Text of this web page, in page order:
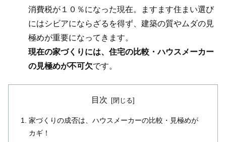
消費税が１０％になった現在。ますます住まい選び
にはシビアにならざるを得ず、建築の質やムダの見
極めが重要になってきます。
現在の家づくりには、住宅の比較・ハウスメーカー
の見極めが不可欠です。
目次
家づくりの成否は、ハウスメーカーの比較・見極めが
カギ！